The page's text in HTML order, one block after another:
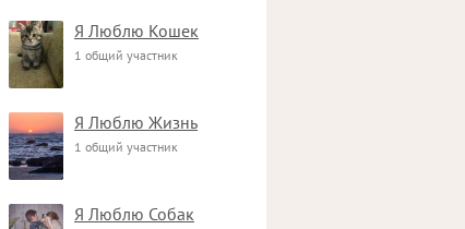
Я Люблю Кошек
1 общий участник
Я Люблю Жизнь
1 общий участник
Я Люблю Собак